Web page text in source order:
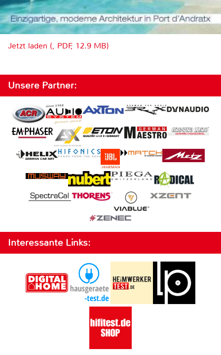
Jetzt laden (, PDF, 12.9 MB)
Unsere Partner:
Interessante Links: